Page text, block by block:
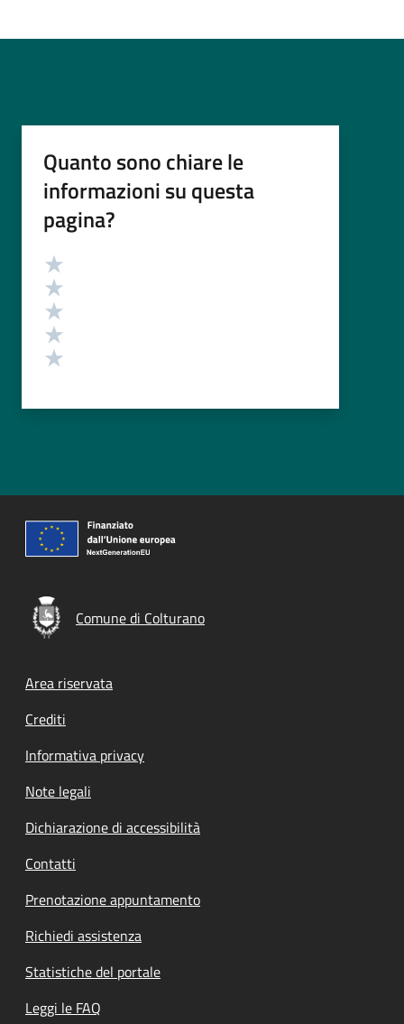
Quanto sono chiare le
informazioni su questa
pagina?
Valutazione
Comune di Colturano
Footer menu
Area riservata
Crediti
Informativa privacy
Note legali
Dichiarazione di accessibilità
Contatti
Prenotazione appuntamento
Richiedi assistenza
Statistiche del portale
Leggi le FAQ